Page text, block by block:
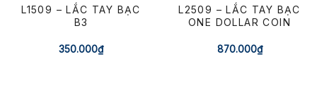
L1509 – LẮC TAY BẠC
B3
350.000₫
L2509 – LẮC TAY BẠC
ONE DOLLAR COIN
870.000₫